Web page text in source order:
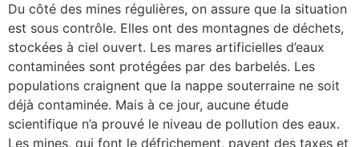
Du côté des mines régulières, on assure que la situation
est sous contrôle. Elles ont des montagnes de déchets,
stockées à ciel ouvert. Les mares artificielles d’eaux
contaminées sont protégées par des barbelés. Les
populations craignent que la nappe souterraine ne soit
déjà contaminée. Mais à ce jour, aucune étude
scientifique n’a prouvé le niveau de pollution des eaux.
Les mines, qui font le défrichement, payent des taxes et